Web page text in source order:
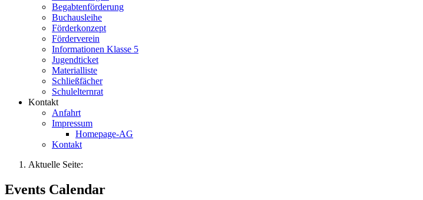
Begabtenförderung
Buchausleihe
Förderkonzept
Förderverein
Informationen Klasse 5
Jugendticket
Materialliste
Schließfächer
Schulelternrat
Kontakt
Anfahrt
Impressum
Homepage-AG
Kontakt
Aktuelle Seite:
Events Calendar